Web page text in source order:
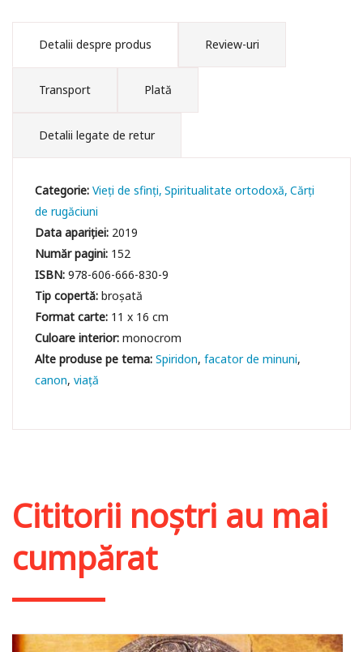
Detalii despre produs Review-uri
Transport Plată
Detalii legate de retur
Categorie:Vieți de sfinți Spiritualitate ortodoxă Cărți
de rugăciuni
Data apariției: 2019
Număr pagini: 152
ISBN:978-606-666-830-9
Tip copertă:broșată
Format carte: 11 x 16 cm
Culoare interior:monocrom
Spiridon facator de minuni
canon viaţă
Cititorii noștri au mai
cumpărat